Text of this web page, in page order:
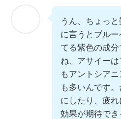
うん、ちょっ
に言うとブル
てる紫色の成
ね、アサイー
もアントシア
も多いんです
にしたり、疲
効果が期待でき